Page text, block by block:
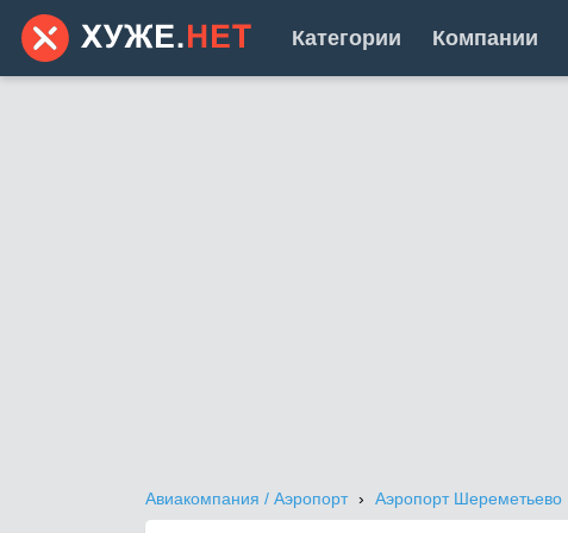
Категории Компании
Авиакомпания / Аэропорт Аэропорт Шереметьево